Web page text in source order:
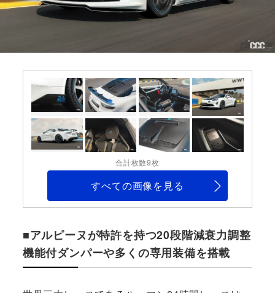
合計枚数9枚
すべての画像を見る
■アルピーヌが特許を持つ20段階減衰力調整
機能付ダンパーや多くの専用装備を搭載